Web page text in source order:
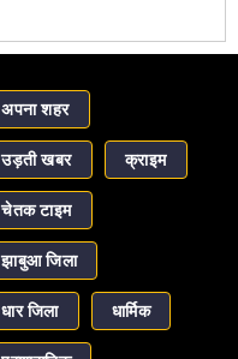
अपना शहर
उड़ती खबर क्राइम
चेतक टाइम
झाबुआ जिला
धार जिला धार्मिक